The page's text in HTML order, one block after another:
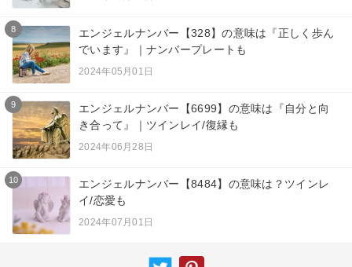
8
エンジェルナンバー【328】の意味は『正しく歩ん
でいます』｜ナンバープレートも
2024年05月01日
9
エンジェルナンバー【6699】の意味は『自分と向
き合って』｜ツインレイ/復縁も
2024年06月28日
10
エンジェルナンバー【8484】の意味は？ツインレ
イ/恋愛も
2024年07月01日